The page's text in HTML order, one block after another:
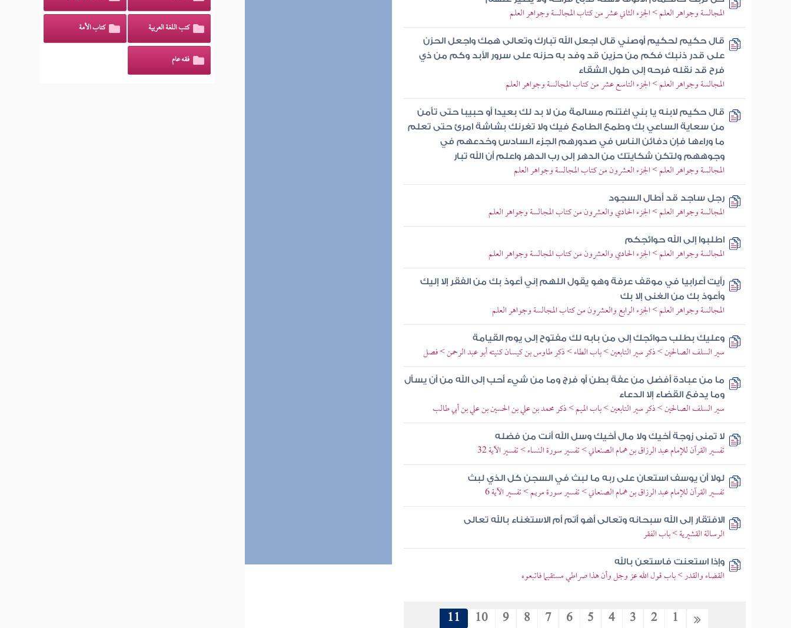
المجالسة وجواهر العلم > الجزء الثاني عشر من كتاب المجالسة وجواهر العلم
قال حكيم لحكيم أوصني قال اجعل الله تبارك وتعالى همك واجعل الحزن
على قدر ذنبك فكم من حزين قد وفد به حزنه على سرور الأبد وكم من ذي
فرح قد نقله فرحه إلى طول الشقاء
المجالسة وجواهر العلم > الجزء التاسع عشر من كتاب المجالسة وجواهر العلم
قال حكيم لابنه يا بني اغتنم مسالمة من لا بد لك بعيدا أو حبيبا حتى تأمن
من سعاية الساعي بك وطمع الطامع فيك ولا تغرنك بشاشة امرئ حتى تعلم
ما وراءها فإن دفائن الناس في صدورهم الجزء السادس وخدعهم في
وجوههم ولتكن شكايتك من الدهر إلى رب الدهر واعلم أن الله تبار
المجالسة وجواهر العلم > الجزء العشرون من كتاب المجالسة وجواهر العلم
رجل ساجد قد أطال السجود
المجالسة وجواهر العلم > الجزء الحادي والعشرون من كتاب المجالسة وجواهر العلم
اطلبوا إلى الله حوائجكم
المجالسة وجواهر العلم > الجزء الحادي والعشرون من كتاب المجالسة وجواهر العلم
رأيت أعرابيا في موقف عرفة وهو يقول اللهم إني أعوذ بك من الفقر إلا إليك
وأعوذ بك من الغنى إلا بك
المجالسة وجواهر العلم > الجزء الرابع والعشرون من كتاب المجالسة وجواهر العلم
وعليك بطلب حوائجك إلى من بابه لك مفتوح إلى يوم القيامة
سير السلف الصالحين > ذكر سير التابعين > باب الطاء > ذكر طاوس بن كيسان كنيته أبو عبد الرحمن > فصل
ما من عبادة أفضل من عفة بطن أو فرج وما من شيء أحب إلى الله من أن يسأل
وما يدفع القضاء إلا الدعاء
سير السلف الصالحين > ذكر سير التابعين > باب الميم > ذكر محمد بن علي بن الحسين بن علي بن أبي طالب
لا تمنى زوجة أخيك ولا مال أخيك وسل الله أنت من فضله
تفسير القرآن للإمام عبد الرزاق بن همام الصنعاني > تفسير سورة النساء > تفسير الآية 32
لولا أن يوسف استعان على ربه ما لبث في السجن كل الذي لبث
تفسير القرآن للإمام عبد الرزاق بن همام الصنعاني > تفسير سورة مريم > تفسير الآية 6
الافتقار إلى الله سبحانه وتعالى أهو أتم أم الاستغناء بالله تعالى
الرسالة القشيرية > باب الفقر
وإذا استعنت فاستعن بالله
القضاء والقدر > باب قول الله عز وجل وأن هذا صراطي مستقيما فاتبعوه
1
2
3
4
5
6
7
8
9
10
11
كتب اللغة العربية كتاب الأمة
فقه عام